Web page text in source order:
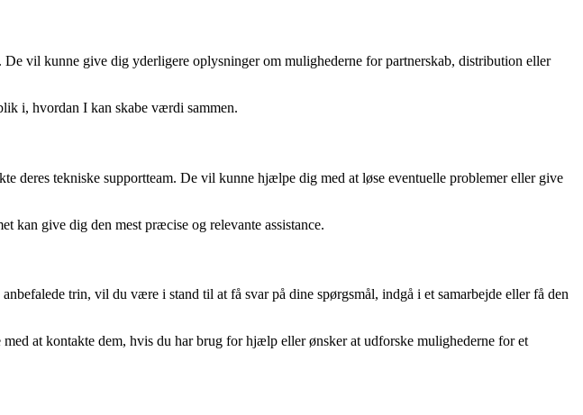
vil kunne give dig yderligere oplysninger om mulighederne for partnerskab, distribution eller
i, hvordan I kan skabe værdi sammen.
deres tekniske supportteam. De vil kunne hjælpe dig med at løse eventuelle problemer eller give
kan give dig den mest præcise og relevante assistance.
trin, vil du være i stand til at få svar på dine spørgsmål, indgå i et samarbejde eller få den
at kontakte dem, hvis du har brug for hjælp eller ønsker at udforske mulighederne for et